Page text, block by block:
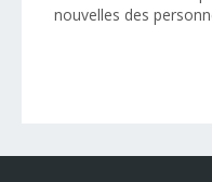
nouvelles des